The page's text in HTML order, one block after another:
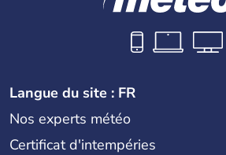
Langue du site : FR
Nos experts météo
Certificat d'intempéries